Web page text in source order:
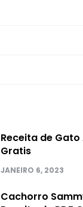
Receita de
Gratis
JANEIRO 6, 2023
Cachorro